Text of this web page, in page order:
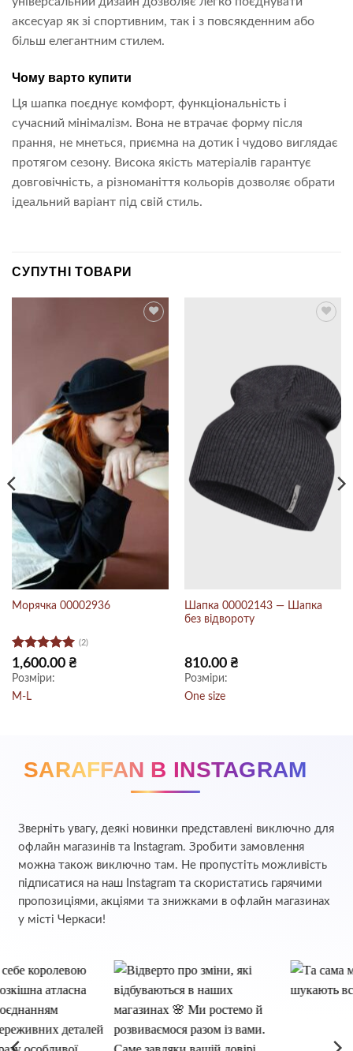
аксесуар як зі спортивним, так і з повсякденним або
більш елегантним стилем.
Чому варто купити
Ця шапка поєднує комфорт, функціональність і
сучасний мінімалізм. Вона не втрачає форму після
прання, не мнеться, приємна на дотик і чудово виглядає
протягом сезону. Висока якість матеріалів гарантує
довговічність, а різноманіття кольорів дозволяє обрати
ідеальний варіант під свій стиль.
СУПУТНІ ТОВАРИ
Морячка 00002936
Оцінено в
5з 5
(2)
1,600.00 ₴
Розміри:
M-L
Шапка 00002143 — Шапка
без відвороту
810.00 ₴
Розміри:
One size
SARAFFAN В INSTAGRAM
Зверніть увагу, деякі новинки представлені виключно для
офлайн магазинів та Instagram. Зробити замовлення
можна також виключно там. Не пропустіть можливість
підписатися на наш Instagram та скористатись гарячими
пропозиціями, акціями та знижками в офлайн магазинах
у місті Черкаси!